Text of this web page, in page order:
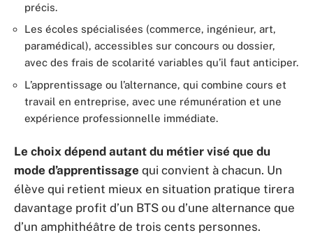
précis.
Les écoles spécialisées (commerce, ingénieur, art,
paramédical), accessibles sur concours ou dossier,
avec des frais de scolarité variables qu’il faut anticiper.
L’apprentissage ou l’alternance, qui combine cours et
travail en entreprise, avec une rémunération et une
expérience professionnelle immédiate.
Le choix dépend autant du métier visé que du
mode d’apprentissage qui convient à chacun. Un
élève qui retient mieux en situation pratique tirera
davantage profit d’un BTS ou d’une alternance que
d’un amphithéâtre de trois cents personnes.